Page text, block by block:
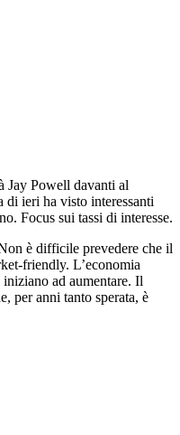
Jay Powell davanti al
ieri ha visto interessanti
Focus sui tassi di interesse.
è difficile prevedere che il
friendly. L’economia
ad aumentare. Il
per anni tanto sperata, è